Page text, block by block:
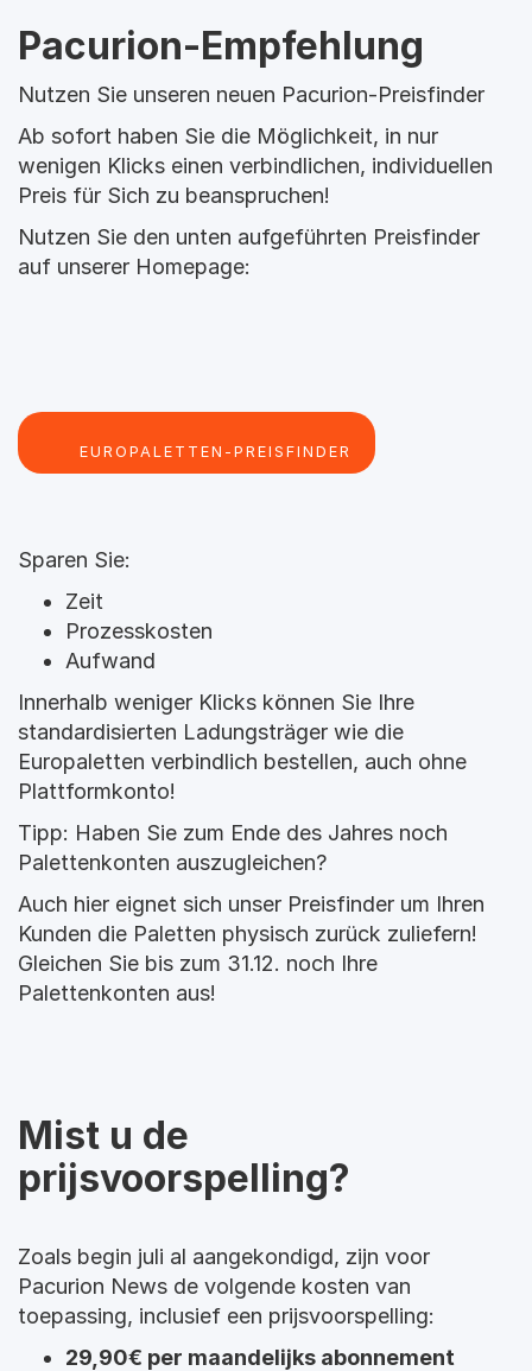
Pacurion-Empfehlung
Nutzen Sie unseren neuen Pacurion-Preisfinder
Ab sofort haben Sie die Möglichkeit, in nur
wenigen Klicks einen verbindlichen, individuellen
Preis für Sich zu beanspruchen!
Nutzen Sie den unten aufgeführten Preisfinder
auf unserer Homepage:
Sparen Sie:
Zeit
Prozesskosten
Aufwand
Innerhalb weniger Klicks können Sie Ihre
standardisierten Ladungsträger wie die
Europaletten verbindlich bestellen, auch ohne
Plattformkonto!
Tipp: Haben Sie zum Ende des Jahres noch
Palettenkonten auszugleichen?
Auch hier eignet sich unser Preisfinder um Ihren
Kunden die Paletten physisch zurück zuliefern!
Gleichen Sie bis zum 31.12. noch Ihre
Palettenkonten aus!
Mist u de
prijsvoorspelling?
Zoals begin juli al aangekondigd, zijn voor
Pacurion News de volgende kosten van
toepassing, inclusief een prijsvoorspelling:
29,90€ per maandelijks abonnement